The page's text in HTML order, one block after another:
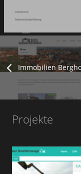
Immobilien
Projekte